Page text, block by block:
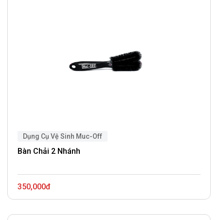
Dụng Cụ Vệ Sinh Muc-Off
Bàn Chải 2 Nhánh
350,000đ